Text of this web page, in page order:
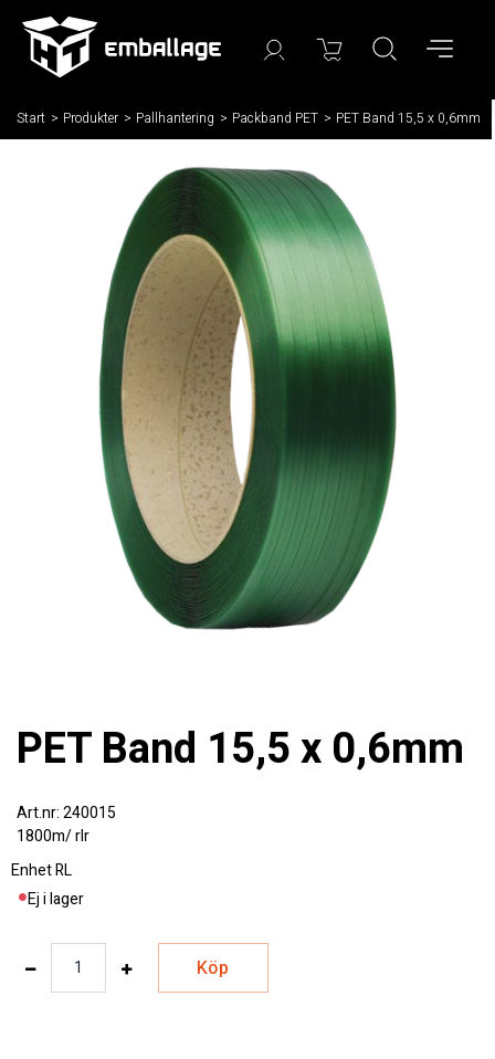
Start / Produkter / Pallhantering / Packband PET / PET Band 15,5 x 0,6mm
PET Band 15,5 x 0,6mm
240015
1800m/ rlr
EnhetRL
Ej i lager
Köp